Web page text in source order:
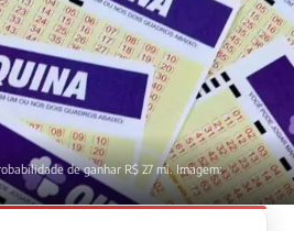
de ganhar R$ 27 mi. Imagem: